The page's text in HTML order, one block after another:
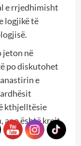
e rrjedhimisht
logjikë të
jeton në
po diskutohet
e
kthjelltësie
apo është krejt